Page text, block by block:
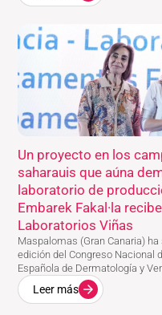
Un proyecto en los
saharauis que aúna
laboratorio de
Embarek Fakal·la
Laboratorios Viñas
Maspalomas (Gran Canaria)
edición del Congreso Nacional
Española de Dermatología y
Leer más